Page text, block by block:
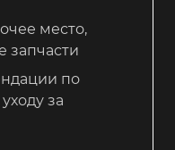
место,
запчасти
по
за